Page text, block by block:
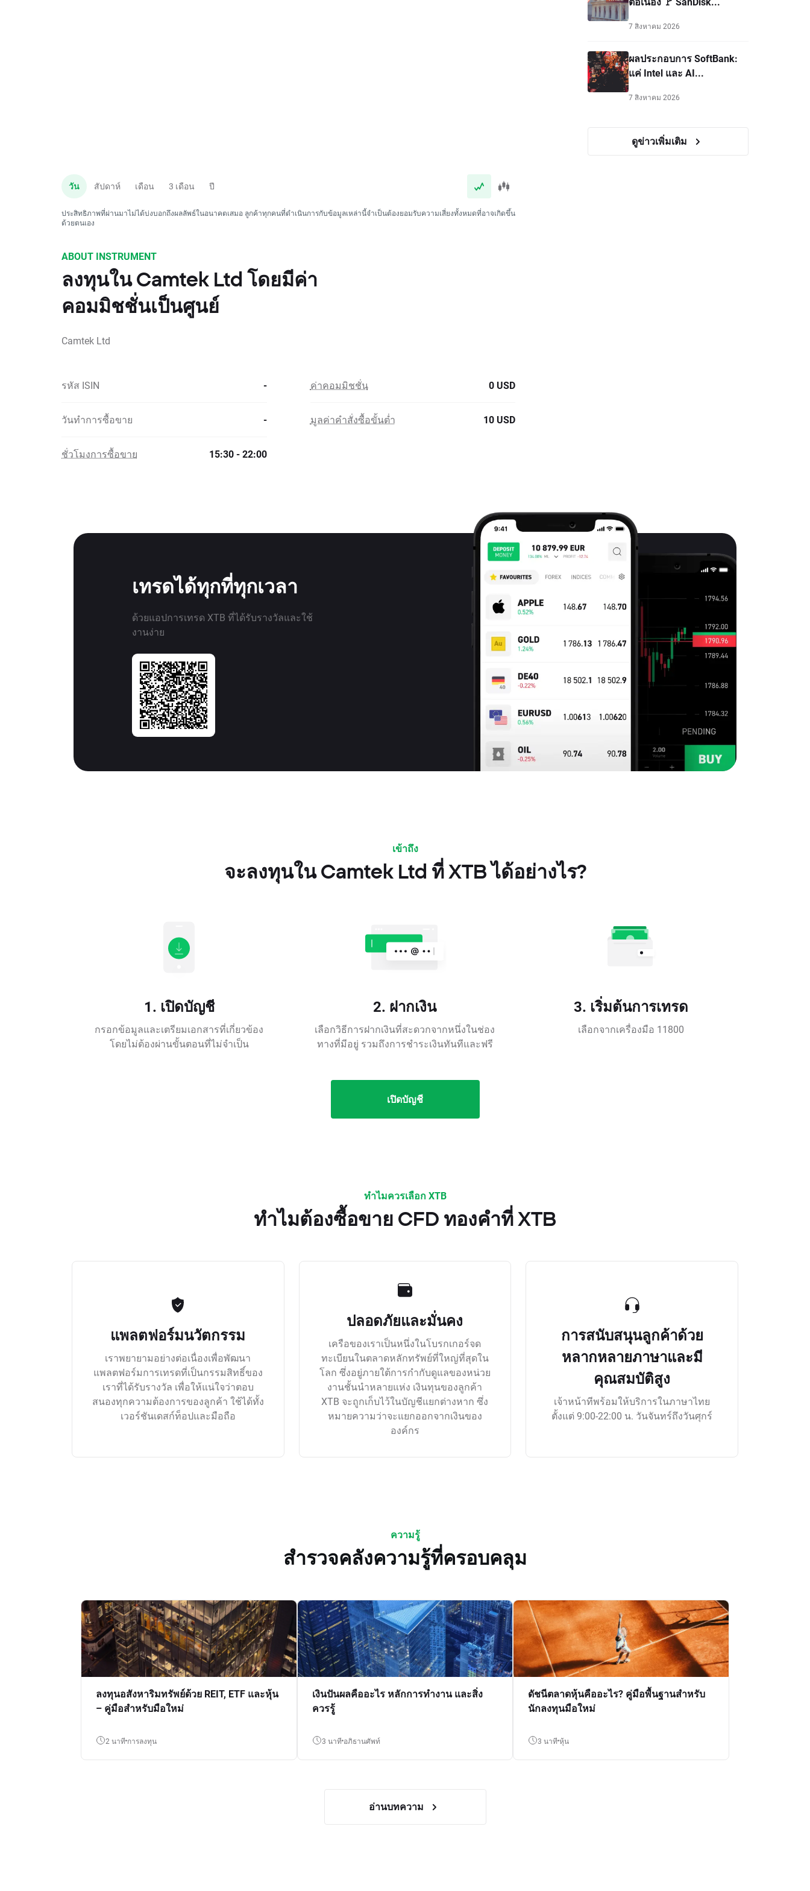
วัน สัปดาห์ เดือน 3 เดือน ปี
ประสิทธิภาพที่ผ่านมาไม่ได้บ่งบอกถึงผลลัพธ์ในอนาคตเสมอ ลูกค้าทุกคนที่ดำเนินการกับข้อมูลเหล่านี้จำเป็นต้องยอมรับความเสี่ยงทั้งหมดที่อาจเกิดขึ้น
ด้วยตนเอง
7 สิงหาคม 2026
ผลประกอบการ SoftBank:
แค่ Intel และ AI...
7 สิงหาคม 2026
ดูข่าวเพิ่มเติม
ABOUT INSTRUMENT
ลงทุนใน Camtek Ltd โดยมีค่า
คอมมิชชั่นเป็นศูนย์
Camtek Ltd
รหัส ISIN - ค่าคอมมิชชั่น 0 USD
วันทำการซื้อขาย - มูลค่าคำสั่งซื้อขั้นต่ำ 10 USD
ชั่วโมงการซื้อขาย 15:30 - 22:00
เทรดได้ทุกที่ทุกเวลา
ด้วยแอปการเทรด XTB ที่ได้รับรางวัลและใช้
งานง่าย
เข้าถึง
จะลงทุนใน Camtek Ltd ที่ XTB ได้อย่างไร?
1. เปิดบัญชี
กรอกข้อมูลและเตรียมเอกสารที่เกี่ยวข้อง
โดยไม่ต้องผ่านขั้นตอนที่ไม่จำเป็น
2. ฝากเงิน
เลือกวิธีการฝากเงินที่สะดวกจากหนึ่งในช่อง
ทางที่มีอยู่ รวมถึงการชำระเงินทันทีและฟรี
3. เริ่มต้นการเทรด
เลือกจากเครื่องมือ 11800
เปิดบัญชี
ทำไมควรเลือก XTB
ทำไมต้องซื้อขาย CFD ทองคำที่ XTB
แพลตฟอร์มนวัตกรรม
เราพยายามอย่างต่อเนื่องเพื่อพัฒนา
แพลตฟอร์มการเทรดที่เป็นกรรมสิทธิ์ของ
เราที่ได้รับรางวัล เพื่อให้แน่ใจว่าตอบ
สนองทุกความต้องการของลูกค้า ใช้ได้ทั้ง
เวอร์ชันเดสก์ท็อปและมือถือ
ปลอดภัยและมั่นคง
เครือของเราเป็นหนึ่งในโบรกเกอร์จด
ทะเบียนในตลาดหลักทรัพย์ที่ใหญ่ที่สุดใน
โลก ซึ่งอยู่ภายใต้การกำกับดูแลของหน่วย
งานชั้นนำหลายแห่ง เงินทุนของลูกค้า
XTB จะถูกเก็บไว้ในบัญชีแยกต่างหาก ซึ่ง
หมายความว่าจะแยกออกจากเงินของ
องค์กร
การสนับสนุนลูกค้าด้วย
หลากหลายภาษาและมี
คุณสมบัติสูง
เจ้าหน้าทีพร้อมให้บริการในภาษาไทย
ตั้งแต่ 9:00-22:00 น. วันจันทร์ถึงวันศุกร์
ความรู้
สำรวจคลังความรู้ที่ครอบคลุม
ลงทุนอสังหาริมทรัพย์ด้วย REIT, ETF และหุ้น
– คู่มือสำหรับมือใหม่
2 นาที การลงทุน
เงินปันผลคืออะไร หลักการทำงาน และสิ่ง
ควรรู้
3 นาที อภิธานศัพท์
ดัชนีตลาดหุ้นคืออะไร? คู่มือพื้นฐานสำหรับ
นักลงทุนมือใหม่
3 นาที หุ้น
อ่านบทความ